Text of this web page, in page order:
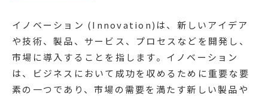
イノベーション (Innovation)は、新しいアイデア
や技術、製品、サービス、プロセスなどを開発し、
市場に導入することを指します。イノベーション
は、ビジネスにおいて成功を収めるために重要な要
素の一つであり、市場の需要を満たす新しい製品や